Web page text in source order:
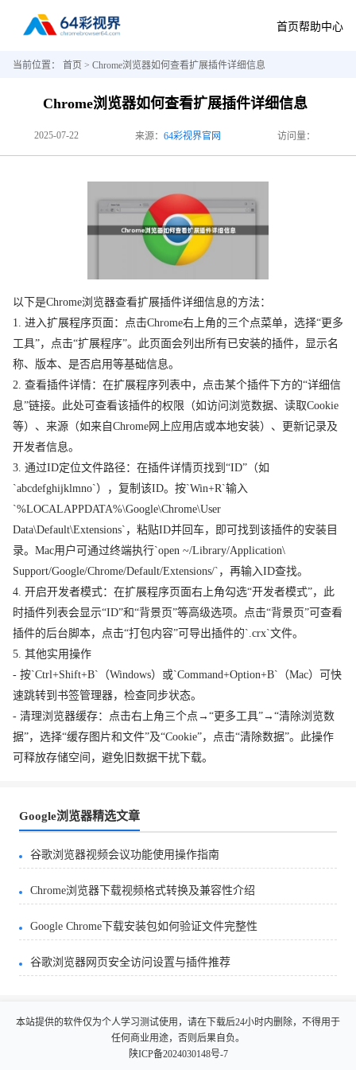
首页帮助中心
当前位置： 首页 > Chrome浏览器如何查看扩展插件详细信息
Chrome浏览器如何查看扩展插件详细信息
2025-07-22 来源： 64彩视界官网 访问量：
以下是Chrome浏览器查看扩展插件详细信息的方法：
1. 进入扩展程序页面：点击Chrome右上角的三个点菜单，选择“更多
工具”，点击“扩展程序”。此页面会列出所有已安装的插件，显示名
称、版本、是否启用等基础信息。
2. 查看插件详情：在扩展程序列表中，点击某个插件下方的“详细信
息”链接。此处可查看该插件的权限（如访问浏览数据、读取Cookie
等）、来源（如来自Chrome网上应用店或本地安装）、更新记录及
开发者信息。
3. 通过ID定位文件路径：在插件详情页找到“ID”（如
`abcdefghijklmno`），复制该ID。按`Win+R`输入
`%LOCALAPPDATA%\Google\Chrome\User
Data\Default\Extensions`，粘贴ID并回车，即可找到该插件的安装目
录。Mac用户可通过终端执行`open ~/Library/Application\
Support/Google/Chrome/Default/Extensions/`，再输入ID查找。
4. 开启开发者模式：在扩展程序页面右上角勾选“开发者模式”，此
时插件列表会显示“ID”和“背景页”等高级选项。点击“背景页”可查看
插件的后台脚本，点击“打包内容”可导出插件的`.crx`文件。
5. 其他实用操作
- 按`Ctrl+Shift+B`（Windows）或`Command+Option+B`（Mac）可快
速跳转到书签管理器，检查同步状态。
- 清理浏览器缓存：点击右上角三个点→“更多工具”→“清除浏览数
据”，选择“缓存图片和文件”及“Cookie”，点击“清除数据”。此操作
可释放存储空间，避免旧数据干扰下载。
Google浏览器精选文章
谷歌浏览器视频会议功能使用操作指南
Chrome浏览器下载视频格式转换及兼容性介绍
Google Chrome下载安装包如何验证文件完整性
谷歌浏览器网页安全访问设置与插件推荐
本站提供的软件仅为个人学习测试使用，请在下载后24小时内删除，不得用于
任何商业用途，否则后果自负。
陕ICP备2024030148号-7